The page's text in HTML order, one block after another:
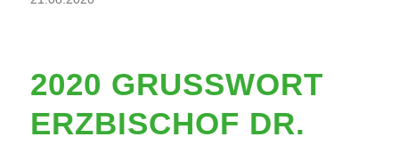
2020 GRUSSWORT E
RZBISCHOF DR. N